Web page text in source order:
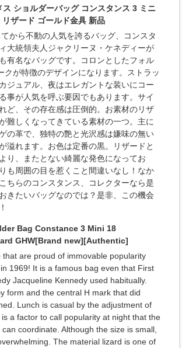
ス ショルダーバッグ コンスタンス 3 ミニ
ザード ゴールド金具 新品
から不動の人気を誇るバッグ、コンスタ
大統領夫人ジャクリーヌ・ケネディーが
有名なバッグです。コロンとしたフォル
クが特徴のデザインになります。ストラッ
ジュアル、夜はエレガントな装いにコー
事が人気を呼ぶ要因でもあります。サイ
ど、その存在感は圧倒的。お素材のリザ
難しくなってきている素材の一つ。主に
の革で、独特の艶と光沢感は嫌味の無い
溢れます。お色は定番の黒。リザードと
り、またとない綺麗な発色になってお
も周囲の目を惹くこと間違いなし！なか
ちらのコンスタンス、コレクターなら是
きたいバッグなのでは？是非、この機会
Bag Constance 3 Mini 18
GHW[Brand new][Authentic]
that are proud of immovable popularity
1969! It is a famous bag even that First
Jacqueline Kennedy used habitually.
form and the central H mark that did
Lunch is casual by the adjustment of
a factor to call popularity at night that the
coordinate. Although the size is small,
The material lizard is one of